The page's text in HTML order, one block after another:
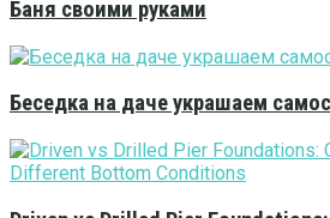
Баня своими руками
Беседка на даче украшаем